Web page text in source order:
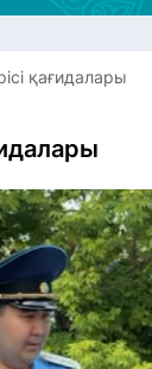
қағидалары